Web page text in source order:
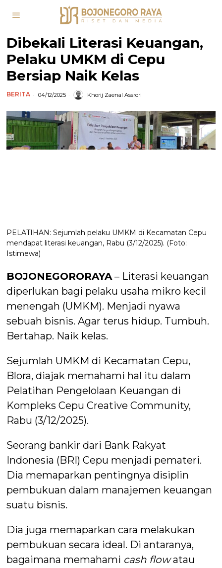
Dibekali Literasi Keuangan,
Pelaku UMKM di Cepu
Bersiap Naik Kelas
BERITA 04/12/2025 Khorij Zaenal Assrori
PELATIHAN: Sejumlah pelaku UMKM di Kecamatan Cepu
mendapat literasi keuangan, Rabu (3/12/2025). (Foto:
Istimewa)
BOJONEGORORAYA– Literasi keuangan
diperlukan bagi pelaku usaha mikro kecil
menengah (UMKM). Menjadi nyawa
sebuah bisnis. Agar terus hidup. Tumbuh.
Bertahap. Naik kelas.
Sejumlah UMKM di Kecamatan Cepu,
Blora, diajak memahami hal itu dalam
Pelatihan Pengelolaan Keuangan di
Kompleks Cepu Creative Community,
Rabu (3/12/2025).
Seorang bankir dari Bank Rakyat
Indonesia (BRI) Cepu menjadi pemateri.
Dia memaparkan pentingnya disiplin
pembukuan dalam manajemen keuangan
suatu bisnis.
Dia juga memaparkan cara melakukan
pembukuan secara ideal. Di antaranya,
bagaimana memahami cash flowatau